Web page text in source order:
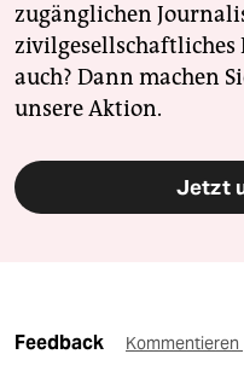
zugänglichen
zivilgesellschaftliches
auch? Dann machen
unsere Aktion.
Jetzt
Feedback Kommentieren